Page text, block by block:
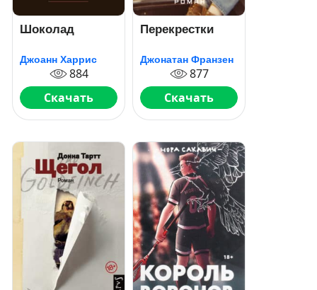
Шоколад
Джоанн Харрис
884
Скачать
Перекрестки
Джонатан Франзен
877
Скачать